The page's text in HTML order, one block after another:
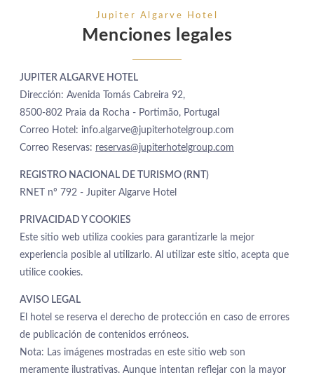
Jupiter Algarve Hotel
Menciones legales
JUPITER ALGARVE HOTEL
Dirección: Avenida Tomás Cabreira 92,
8500-802 Praia da Rocha - Portimão, Portugal
Correo Hotel: info.algarve@jupiterhotelgroup.com
Correo Reservas: reservas@jupiterhotelgroup.com
REGISTRO NACIONAL DE TURISMO (RNT)
RNET nº 792 - Jupiter Algarve Hotel
PRIVACIDAD Y COOKIES
Este sitio web utiliza cookies para garantizarle la mejor
experiencia posible al utilizarlo. Al utilizar este sitio, acepta que
utilice cookies.
AVISO LEGAL
El hotel se reserva el derecho de protección en caso de errores
de publicación de contenidos erróneos.
Nota: Las imágenes mostradas en este sitio web son
meramente ilustrativas. Aunque intentan reflejar con la mayor